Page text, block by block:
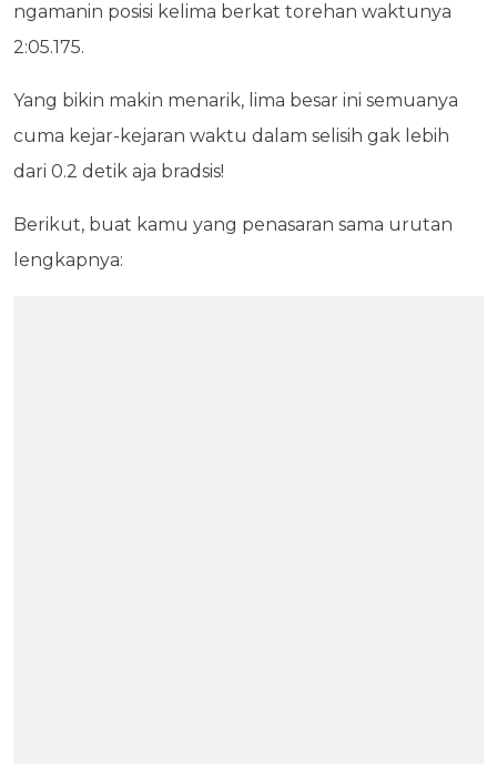
ngamanin posisi kelima berkat torehan waktunya
2:05.175.
Yang bikin makin menarik, lima besar ini semuanya
cuma kejar-kejaran waktu dalam selisih gak lebih
dari 0.2 detik aja bradsis!
Berikut, buat kamu yang penasaran sama urutan
lengkapnya: